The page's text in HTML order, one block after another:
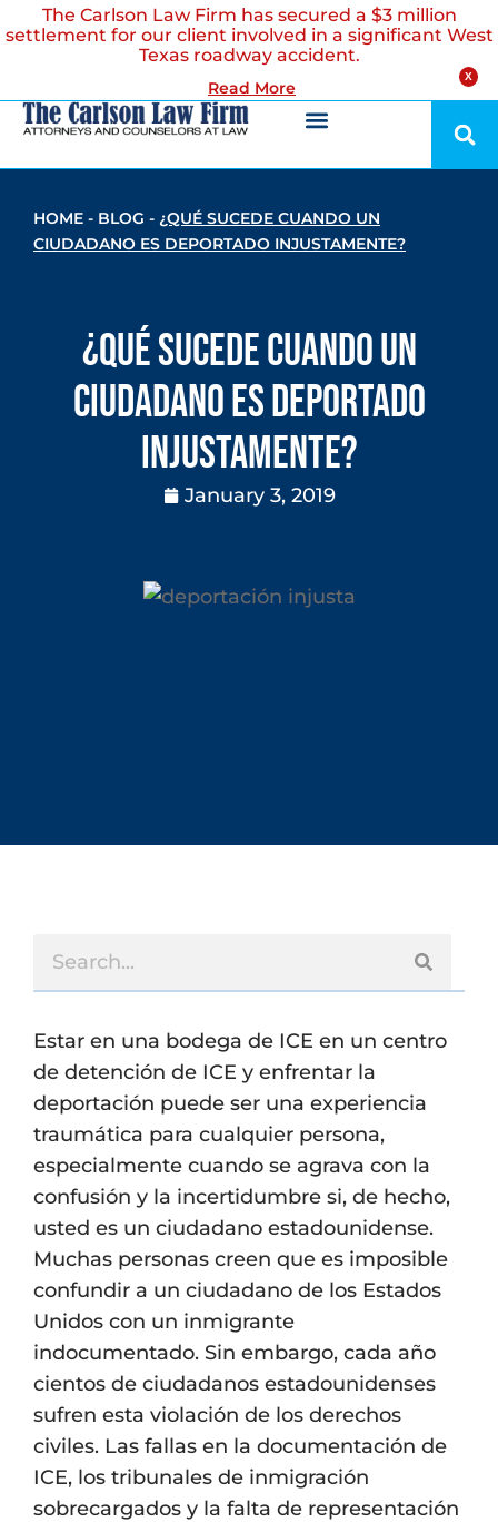
X
The Carlson Law Firm has secured a $3 million
settlement for our client involved in a significant West
Texas roadway accident.
Read More
HOME - BLOG - ¿QUÉ SUCEDE CUANDO UN
CIUDADANO ES DEPORTADO INJUSTAMENTE?
¿Qué Sucede Cuando un
Ciudadano es Deportado
Injustamente?
January 3, 2019
Estar en una bodega de ICE en un centro
de detención de ICE y enfrentar la
deportación puede ser una experiencia
traumática para cualquier persona,
especialmente cuando se agrava con la
confusión y la incertidumbre si, de hecho,
usted es un ciudadano estadounidense.
Muchas personas creen que es imposible
confundir a un ciudadano de los Estados
Unidos con un inmigrante
indocumentado. Sin embargo, cada año
cientos de ciudadanos estadounidenses
sufren esta violación de los derechos
civiles. Las fallas en la documentación de
ICE, los tribunales de inmigración
sobrecargados y la falta de representación